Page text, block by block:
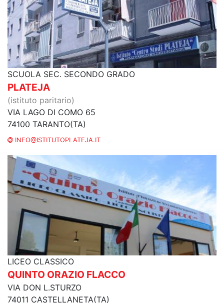
SCUOLA SEC. SECONDO GRADO
PLATEJA
(istituto paritario)
VIA LAGO DI COMO 65
74100 TARANTO(TA)
INFO@ISTITUTOPLATEJA.IT
LICEO CLASSICO
QUINTO ORAZIO FLACCO
VIA DON L.STURZO
74011 CASTELLANETA(TA)